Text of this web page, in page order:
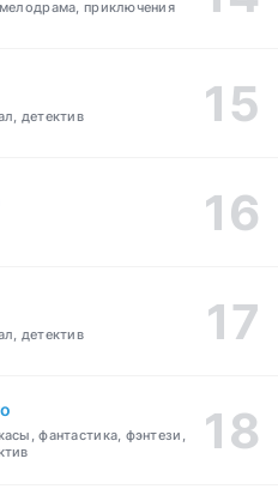
приключения
детектив
детектив
фантастика, фэнтези,